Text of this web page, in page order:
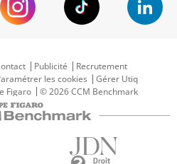
Publicité
Recrutement
les cookies
Gérer Utiq
Figaro © 2026 CCM Benchmark